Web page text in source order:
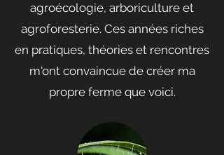
agroécologie, arboriculture et
agroforesterie. Ces années riches
en pratiques, théories et rencontres
m'ont convaincue de créer ma
propre ferme que voici.